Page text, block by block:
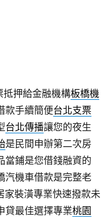
押給金融機構板橋機
款手續簡便台北支票
台北傳播讓您的夜生
是民間申辦第二次房
當鋪是您借錢融資的
汽機車借款是完整老
家裝潢專業快速撥款未
貸最佳選擇專業桃園